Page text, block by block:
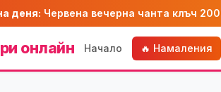
деня: Червена вечерна чанта клъч
онлайн Начало 🔥 Намаления